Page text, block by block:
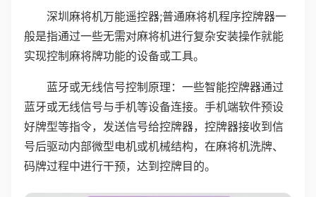
深圳麻将机万能遥控器;普通麻将机程序控牌器一
般是指通过一些无需对麻将机进行复杂安装操作就能
实现控制麻将牌功能的设备或工具。
蓝牙或无线信号控制原理：一些智能控牌器通过
蓝牙或无线信号与手机等设备连接。手机端软件预设
好牌型等指令，发送信号给控牌器，控牌器接收到信
号后驱动内部微型电机或机械结构，在麻将机洗牌、
码牌过程中进行干预，达到控牌目的。